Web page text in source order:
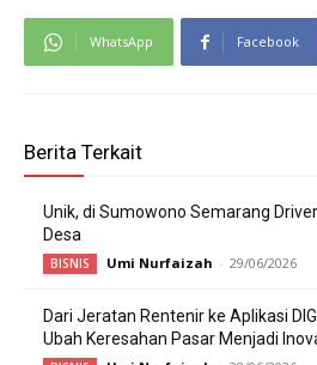
WhatsApp Facebook
Berita Terkait
Unik, di Sumowono Semarang
Desa
BISNIS Umi Nurfaizah - 29/06/2026
Dari Jeratan Rentenir ke Aplikasi
Ubah Keresahan Pasar Menjadi